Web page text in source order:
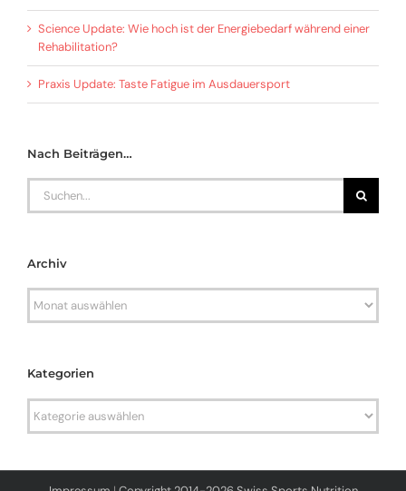
Science Update: Wie hoch ist der Energiebedarf während einer
Rehabilitation?
Praxis Update: Taste Fatigue im Ausdauersport
Nach Beiträgen…
Search
Archiv
Archiv
Kategorien
Kategorien